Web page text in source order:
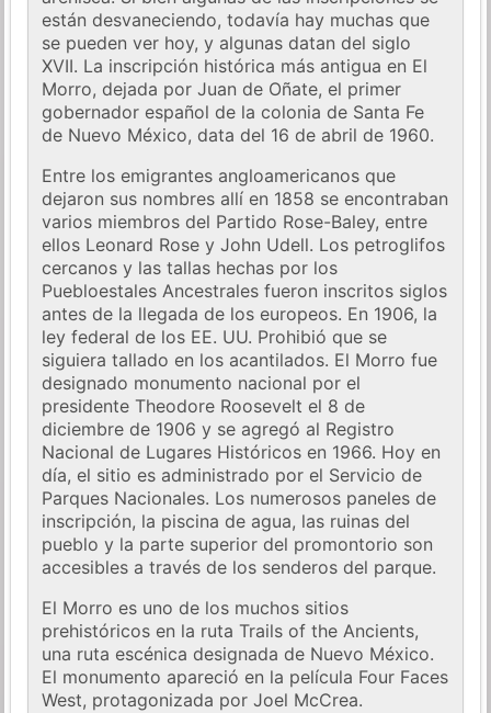
están desvaneciendo, todavía hay muchas que
se pueden ver hoy, y algunas datan del siglo
XVII. La inscripción histórica más antigua en El
Morro, dejada por Juan de Oñate, el primer
gobernador español de la colonia de Santa Fe
de Nuevo México, data del 16 de abril de 1960.
Entre los emigrantes angloamericanos que
dejaron sus nombres allí en 1858 se encontraban
varios miembros del Partido Rose-Baley, entre
ellos Leonard Rose y John Udell. Los petroglifos
cercanos y las tallas hechas por los
Puebloestales Ancestrales fueron inscritos siglos
antes de la llegada de los europeos. En 1906, la
ley federal de los EE. UU. Prohibió que se
siguiera tallado en los acantilados. El Morro fue
designado monumento nacional por el
presidente Theodore Roosevelt el 8 de
diciembre de 1906 y se agregó al Registro
Nacional de Lugares Históricos en 1966. Hoy en
día, el sitio es administrado por el Servicio de
Parques Nacionales. Los numerosos paneles de
inscripción, la piscina de agua, las ruinas del
pueblo y la parte superior del promontorio son
accesibles a través de los senderos del parque.
El Morro es uno de los muchos sitios
prehistóricos en la ruta Trails of the Ancients,
una ruta escénica designada de Nuevo México.
El monumento apareció en la película Four Faces
West, protagonizada por Joel McCrea.